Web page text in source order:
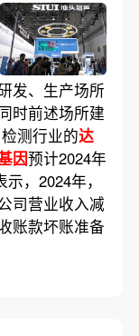
发、生产场所
时前述场所建
测行业的达
因预计2024年
示，2024年，
司营业收入减
账款坏账准备